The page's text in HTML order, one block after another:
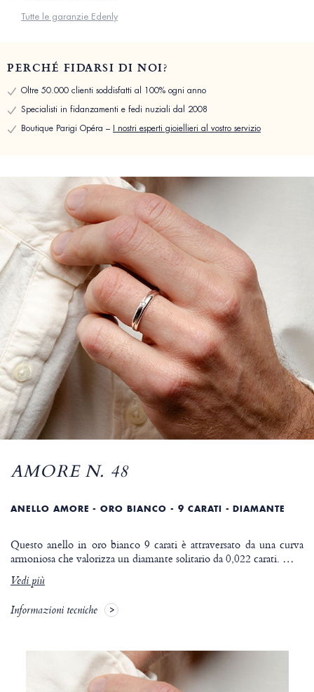
Tutte le garanzie Edenly
PERCHÉ FIDARSI DI NOI?
Oltre 50.000 clienti soddisfatti al 100% ogni anno
Specialisti in fidanzamenti e fedi nuziali dal 2008
Boutique Parigi Opéra – I nostri esperti gioiellieri al vostro servizio
AMORE N. 48
ANELLO AMORE - ORO BIANCO - 9 CARATI - DIAMANTE
Questo anello in oro bianco 9 carati è attraversato da una curva
armoniosa che valorizza un diamante solitario da 0,022 carati. …
Vedi più
Informazioni tecniche